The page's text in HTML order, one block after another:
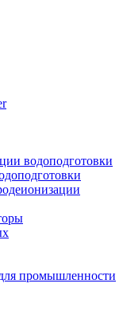
водоподготовки
промышленности